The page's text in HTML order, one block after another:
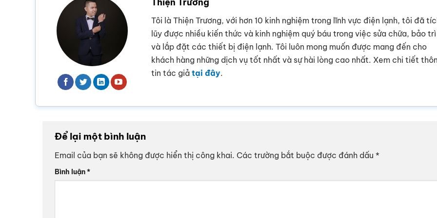
Thiện Trương
Tôi là Thiện Trương, với hơn 10 kinh nghiệm trong lĩnh vực điện lạnh, tôi đã
lũy được nhiều kiến thức và kinh nghiệm quý báu trong việc sửa chữa, bảo trì
và lắp đặt các thiết bị điện lạnh. Tôi luôn mong muốn được mang đến cho
khách hàng những dịch vụ tốt nhất và sự hài lòng cao nhất. Xem chi tiết
tin tác giả tại đây.
Để lại một bình luận
Email của bạn sẽ không được hiển thị công khai. Các trường bắt buộc được đánh dấu *
Bình luận*